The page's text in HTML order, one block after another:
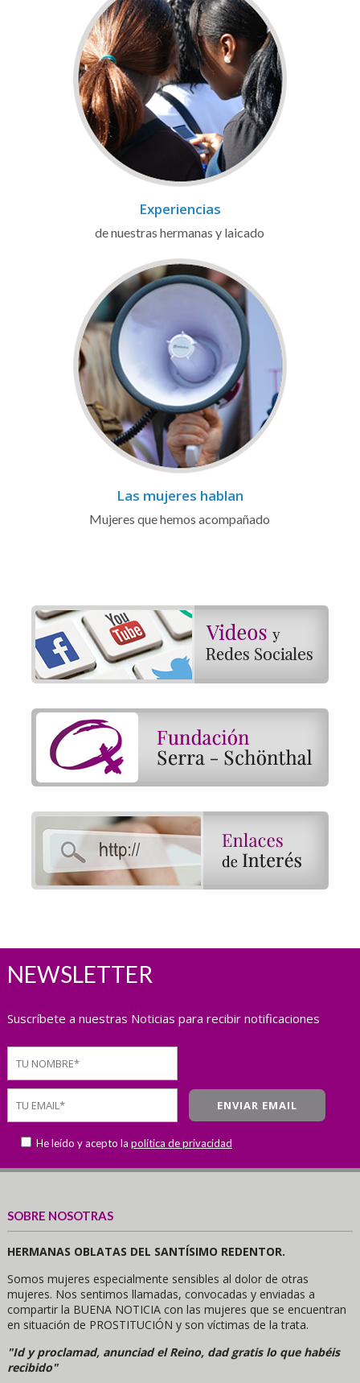
Experiencias
de nuestras hermanas y laicado
Las mujeres hablan
Mujeres que hemos acompañado
NEWSLETTER
Suscríbete a nuestras Noticias para recibir notificaciones
He leído y acepto la política de privacidad
SOBRE NOSOTRAS
HERMANAS OBLATAS DEL SANTÍSIMO REDENTOR.
Somos mujeres especialmente sensibles al dolor de otras
mujeres. Nos sentimos llamadas, convocadas y enviadas a
compartir la BUENA NOTICIA con las mujeres que se encuentran
en situación de PROSTITUCIÓN y son víctimas de la trata.
"Id y proclamad, anunciad el Reino, dad gratis lo que habéis
recibido"